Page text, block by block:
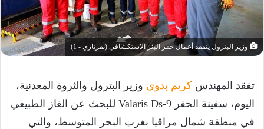
وزير البترول يتفقد أعمال حفر البئر الاستكشافي (نفرتاري - 1)
تفقد المهندس كريم بدوي وزير البترول والثروة المعدنية،
اليوم، سفينة الحفر Valaris Ds-9 للبحث عن الغاز الطبيعي
في منطقة شمال مراقيا بغرب البحر المتوسط، والتي